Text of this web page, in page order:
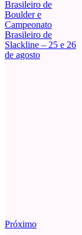
Brasileiro de
Boulder e
Campeonato
Brasileiro de
Slackline – 25 e 26
de agosto
Próximo